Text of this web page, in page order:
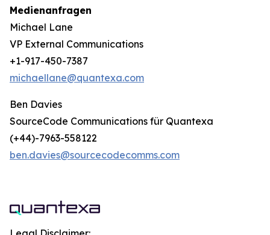
Medienanfragen
Michael Lane
VP External Communications
+1-917-450-7387
michaellane@quantexa.com
Ben Davies
SourceCode Communications für Quantexa
(+44)-7963-558122
ben.davies@sourcecodecomms.com